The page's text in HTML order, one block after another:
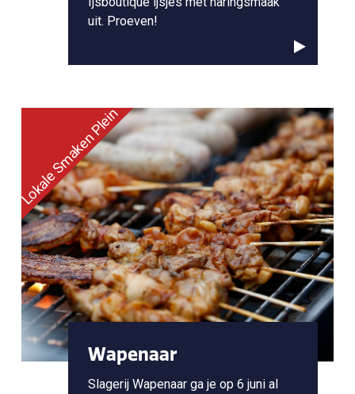
uit. Proeven!
Lokale Smaken Plein
Wapenaar
Slagerij Wapenaar ga je op 6 juni al